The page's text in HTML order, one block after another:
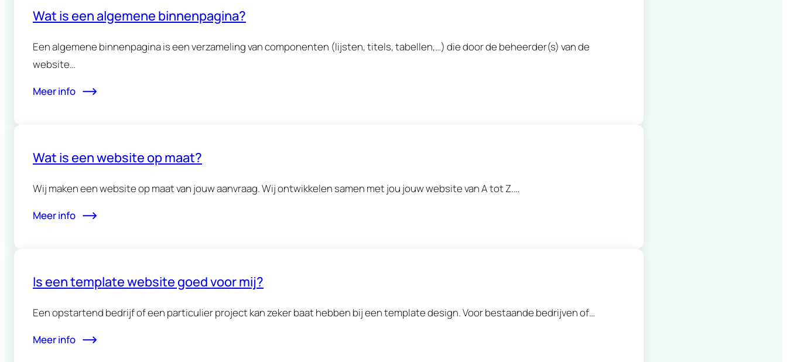
Wat is een algemene binnenpagina?
Een algemene binnenpagina is een verzameling van componenten (lijsten, titels, tabellen,…) die door de beheerder(s) van de
website…
Meer info
Wat is een website op maat?
Wij maken een website op maat van jouw aanvraag. Wij ontwikkelen samen met jou jouw website van A tot Z.…
Meer info
Is een template website goed voor mij?
Een opstartend bedrijf of een particulier project kan zeker baat hebben bij een template design. Voor bestaande bedrijven of…
Meer info